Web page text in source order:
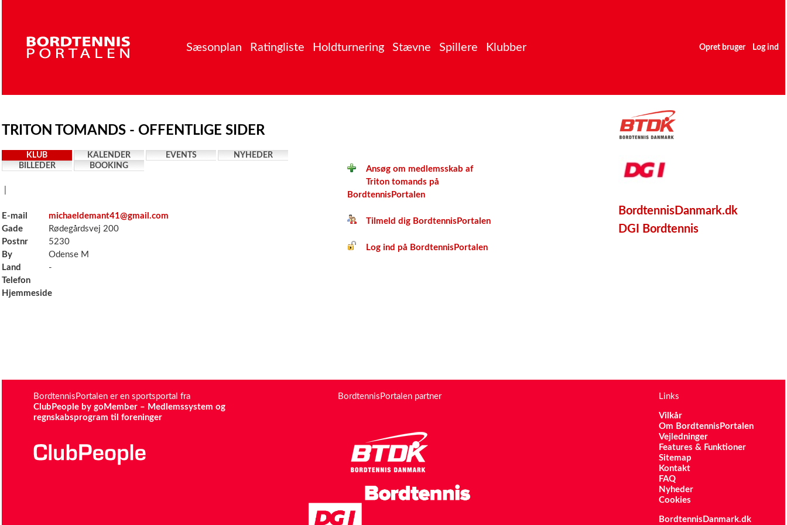
Sæsonplan Ratingliste Holdturnering Stævne Spillere Klubber Opret bruger Log ind
TRITON TOMANDS - OFFENTLIGE SIDER
KLUB KALENDER EVENTS
NYHEDER
BILLEDER
BOOKING
E-mail
michaeldemant41@gmail.com
Gade
Rødegårdsvej 200
Postnr
5230
By
Odense M
Land
-
Telefon
Hjemmeside
Ansøg om medlemsskab af
Triton tomands på
BordtennisPortalen
Tilmeld dig BordtennisPortalen
Log ind på BordtennisPortalen
BordtennisDanmark.dk
DGI Bordtennis
BordtennisPortalen er en sportsportal fra
ClubPeople by goMember – Medlemssystem og
regnskabsprogram til foreninger
BordtennisPortalen partner Links
Vilkår
Om BordtennisPortalen
Vejledninger
Features & Funktioner
Sitemap
Kontakt
FAQ
Nyheder
Cookies
BordtennisDanmark.dk